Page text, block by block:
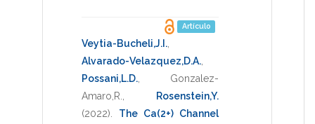
Artículo
Veytia-Bucheli,J.I.
Alvarado-Velazquez,D.A.
Possani,L.D.
Gonzalez-
Amaro,R.
Rosenstein,Y.
(2022)
The Ca(2+) Channel